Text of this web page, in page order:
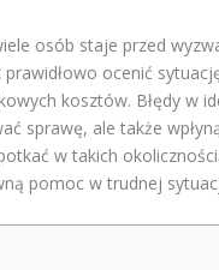
osób staje przed
ocenić
kosztów. Błędy w
sprawę, ale także
w takich
pomoc w trudnej